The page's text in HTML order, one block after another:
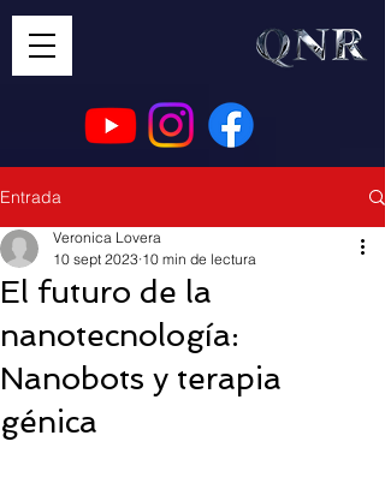
Entrada
El futuro de la
nanotecnología:
Nanobots y terapia
génica
Veronica Lovera
10 sept 2023 10 min de lectura